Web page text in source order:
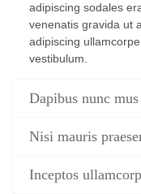
adipiscing sodales
venenatis gravida ut
adipiscing
vestibulum.
Dapibus nunc
Nisi mauris
Inceptos